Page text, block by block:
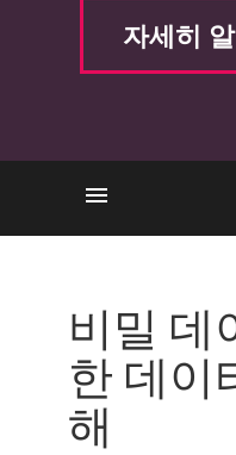
자세히
주요 고려 사
모범 사례
CP로 보안 극
비밀 데
한 데이
해